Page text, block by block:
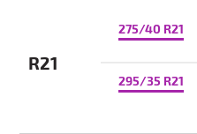
R21
275/40 R21
295/35 R21